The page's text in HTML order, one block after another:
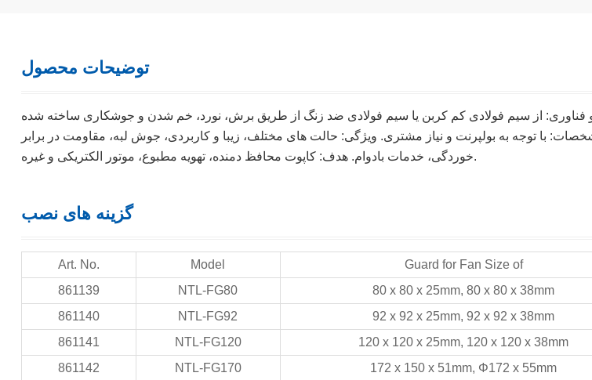
توضیحات محصول
فناوری: از سیم فولادی کم کربن یا سیم فولادی ضد زنگ از طریق برش، نورد، خم شدن و جوشکاری ساخته شده
با توجه به بولپرنت و نیاز مشتری. ویژگی: حالت های مختلف، زیبا و کاربردی، جوش لبه، مقاومت در برابر
خوردگی، خدمات بادوام. هدف: کاپوت محافظ دمنده، تهویه مطبوع، موتور الکتریکی و غیره.
گزینه های نصب
Art. No. Model
Guard for Fan Size of
861139
NTL-FG80
80 x 80 x 25mm, 80 x 80 x 38mm
861140
NTL-FG92
92 x 92 x 25mm, 92 x 92 x 38mm
861141
NTL-FG120
120 x 120 x 25mm, 120 x 120 x 38mm
861142
NTL-FG170
172 x 150 x 51mm, Φ172 x 55mm